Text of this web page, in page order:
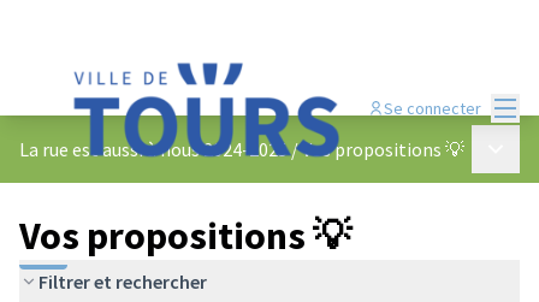
Se connecter
La rue est aussi à nous 2024-2025 /Vos propositions 💡
Vos propositions 💡
Filtrer et rechercher